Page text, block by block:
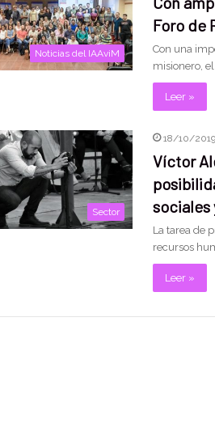
Noticias del IAAviM
Foro de
Con una
misionero, el
Leer »
Sector
18/10/2019
Víctor
sociales
La tarea de
recursos
Leer »